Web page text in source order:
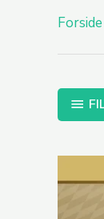
Forside